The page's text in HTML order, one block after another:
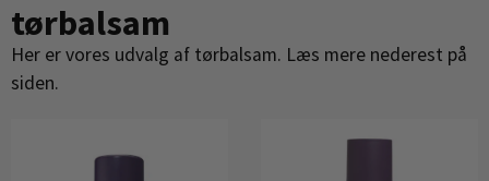
tørbalsam
Her er vores udvalg af tørbalsam. Læs mere nederest på
siden.